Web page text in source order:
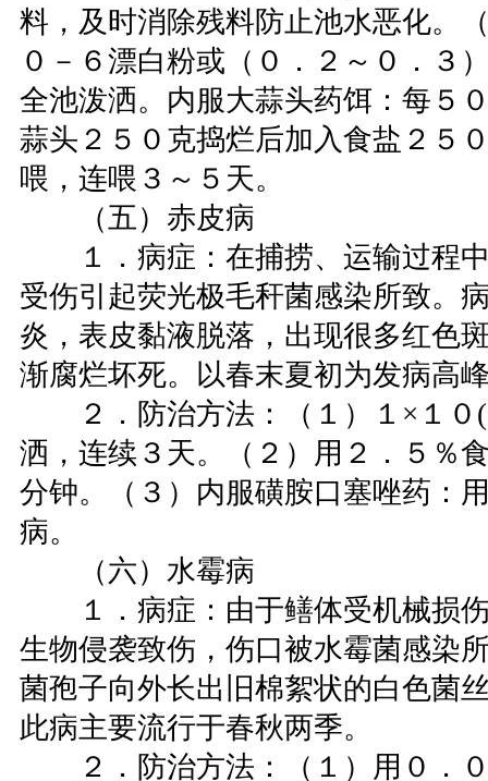
料，及时消除残料防止池水恶化。
０－６漂白粉或（０．２～０．３
全池泼洒。内服大蒜头药饵：每５
蒜头２５０克捣烂后加入食盐２５
喂，连喂３～５天。
（五）赤皮病
１．病症：在捕捞、运输过程中
受伤引起荧光极毛秆菌感染所致。
炎，表皮黏液脱落，出现很多红色
渐腐烂坏死。以春末夏初为发病高
２．防治方法：（１）１×１０(
洒，连续３天。（２）用２．５％
分钟。（３）内服磺胺口塞唑药：
病。
（六）水霉病
１．病症：由于鳝体受机械损伤
生物侵袭致伤，伤口被水霉菌感染
菌孢子向外长出旧棉絮状的白色菌
此病主要流行于春秋两季。
２．防治方法：（１）用０．０